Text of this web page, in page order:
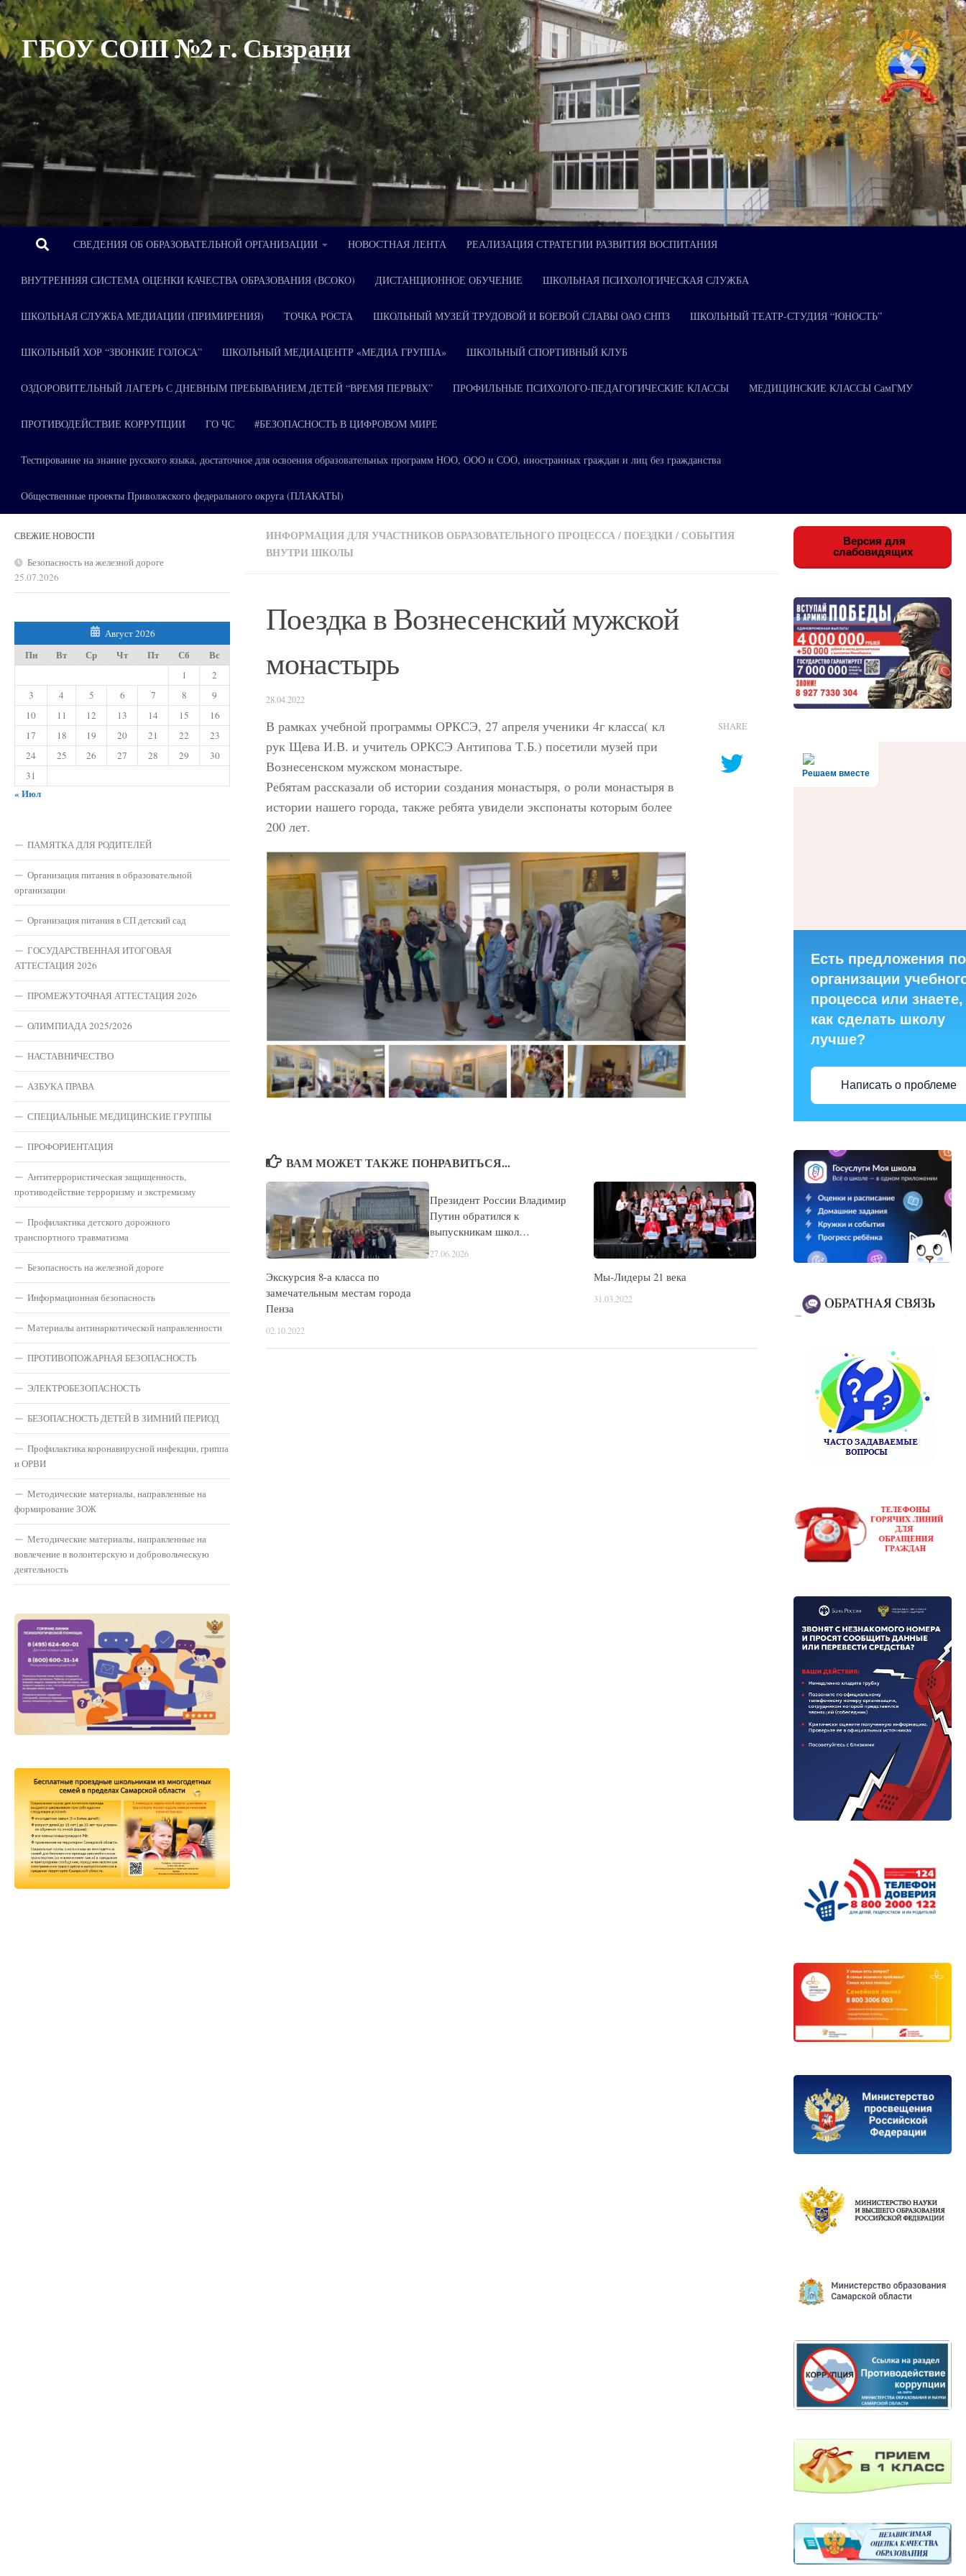
Перейти к содержимому
ГБОУ СОШ №2 г. Сызрани
СВЕДЕНИЯ ОБ ОБРАЗОВАТЕЛЬНОЙ ОРГАНИЗАЦИИ НОВОСТНАЯ ЛЕНТА РЕАЛИЗАЦИЯ СТРАТЕГИИ РАЗВИТИЯ ВОСПИТАНИЯ
ВНУТРЕННЯЯ СИСТЕМА ОЦЕНКИ КАЧЕСТВА ОБРАЗОВАНИЯ (ВСОКО) ДИСТАНЦИОННОЕ ОБУЧЕНИЕ ШКОЛЬНАЯ ПСИХОЛОГИЧЕСКАЯ СЛУЖБА
ШКОЛЬНАЯ СЛУЖБА МЕДИАЦИИ (ПРИМИРЕНИЯ) ТОЧКА РОСТА ШКОЛЬНЫЙ МУЗЕЙ ТРУДОВОЙ И БОЕВОЙ СЛАВЫ ОАО СНПЗ ШКОЛЬНЫЙ ТЕАТР-СТУДИЯ “ЮНОСТЬ”
ШКОЛЬНЫЙ ХОР “ЗВОНКИЕ ГОЛОСА” ШКОЛЬНЫЙ МЕДИАЦЕНТР «МЕДИА ГРУППА» ШКОЛЬНЫЙ СПОРТИВНЫЙ КЛУБ
ОЗДОРОВИТЕЛЬНЫЙ ЛАГЕРЬ С ДНЕВНЫМ ПРЕБЫВАНИЕМ ДЕТЕЙ “ВРЕМЯ ПЕРВЫХ” ПРОФИЛЬНЫЕ ПСИХОЛОГО-ПЕДАГОГИЧЕСКИЕ КЛАССЫ МЕДИЦИНСКИЕ КЛАССЫ СамГМУ
ПРОТИВОДЕЙСТВИЕ КОРРУПЦИИ ГО ЧС #БЕЗОПАСНОСТЬ В ЦИФРОВОМ МИРЕ
Тестирование на знание русского языка, достаточное для освоения образовательных программ НОО, ООО и СОО, иностранных граждан и лиц без гражданства
Общественные проекты Приволжского федерального округа (ПЛАКАТЫ)
ИНФОРМАЦИЯ ДЛЯ УЧАСТНИКОВ ОБРАЗОВАТЕЛЬНОГО ПРОЦЕССА/ПОЕЗДКИ/СОБЫТИЯ
ВНУТРИ ШКОЛЫ
Поездка в Вознесенский мужской
монастырь
28.04.2022
В рамках учебной программы ОРКСЭ, 27 апреля ученики 4г класса( кл
рук Щева И.В. и учитель ОРКСЭ Антипова Т.Б.) посетили музей при
Вознесенском мужском монастыре.
Ребятам рассказали об истории создания монастыря, о роли монастыря в
истории нашего города, также ребята увидели экспонаты которым более
200 лет.
SHARE
ВАМ МОЖЕТ ТАКЖЕ ПОНРАВИТЬСЯ...
Экскурсия 8-а класса по
замечательным местам города
Пенза
02.10.2022
Президент России Владимир
Путин обратился к
выпускникам школ…
27.06.2026
Мы-Лидеры 21 века
31.03.2022
СВЕЖИЕ НОВОСТИ
Безопасность на железной дороге
25.07.2026
Август 2026
Пн Вт Ср Чт Пт Сб Вс
1
2
3
4 5 6 7 8
9
10
11 12 13 14 15
16
17
18 19 20 21 22
23
24
25 26 27 28 29
30
31
« Июл
ПАМЯТКА ДЛЯ РОДИТЕЛЕЙ
Организация питания в образовательной
организации
Организация питания в СП детский сад
ГОСУДАРСТВЕННАЯ ИТОГОВАЯ
АТТЕСТАЦИЯ 2026
ПРОМЕЖУТОЧНАЯ АТТЕСТАЦИЯ 2026
ОЛИМПИАДА 2025/2026
НАСТАВНИЧЕСТВО
АЗБУКА ПРАВА
СПЕЦИАЛЬНЫЕ МЕДИЦИНСКИЕ ГРУППЫ
ПРОФОРИЕНТАЦИЯ
Антитеррористическая защищенность,
противодействие терроризму и экстремизму
Профилактика детского дорожного
транспортного травматизма
Безопасность на железной дороге
Информационная безопасность
Материалы антинаркотической направленности
ПРОТИВОПОЖАРНАЯ БЕЗОПАСНОСТЬ
ЭЛЕКТРОБЕЗОПАСНОСТЬ
БЕЗОПАСНОСТЬ ДЕТЕЙ В ЗИМНИЙ ПЕРИОД
Профилактика коронавирусной инфекции, гриппа
и ОРВИ
Методические материалы, направленные на
формирование ЗОЖ
Методические материалы, направленные на
вовлечение в волонтерскую и добровольческую
деятельность
Версия для
слабовидящих
Решаем вместе
Есть предложения по
организации
процесса или знаете,
как сделать школу
лучше?
Написать о проблеме